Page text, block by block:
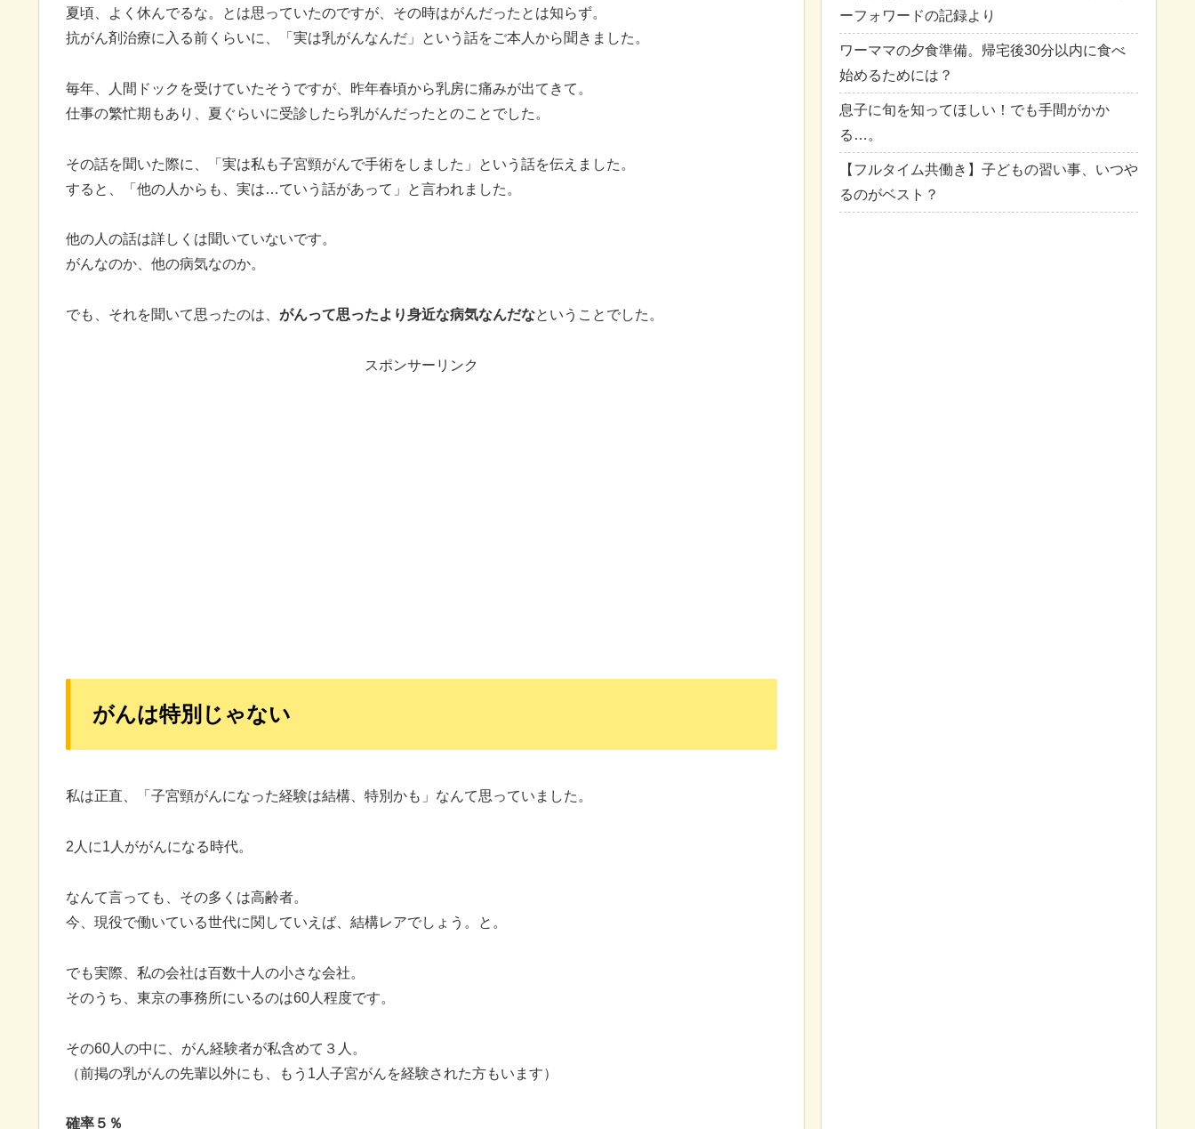
夏頃、よく休んでるな。とは思っていたのですが、その時はがんだったとは知らず。
抗がん剤治療に入る前くらいに、「実は乳がんなんだ」という話をご本人から聞きました。
毎年、人間ドックを受けていたそうですが、昨年春頃から乳房に痛みが出てきて。
仕事の繁忙期もあり、夏ぐらいに受診したら乳がんだったとのことでした。
その話を聞いた際に、「実は私も子宮頸がんで手術をしました」という話を伝えました。
すると、「他の人からも、実は…ていう話があって」と言われました。
他の人の話は詳しくは聞いていないです。
がんなのか、他の病気なのか。
でも、それを聞いて思ったのは、 がんって思ったより身近な病気なんだなということでした。
スポンサーリンク
がんは特別じゃない
私は正直、「子宮頸がんになった経験は結構、特別かも」なんて思っていました。
2人に1人ががんになる時代。
なんて言っても、その多くは高齢者。
今、現役で働いている世代に関していえば、結構レアでしょう。と。
でも実際、私の会社は百数十人の小さな会社。
そのうち、東京の事務所にいるのは60人程度です。
その60人の中に、がん経験者が私含めて３人。
（前掲の乳がんの先輩以外にも、もう1人子宮がんを経験された方もいます）
確率５％
ーフォワードの記録より
ワーママの夕食準備。帰宅後30分以内に食べ
始めるためには？
息子に旬を知ってほしい！でも手間がかか
る…。
【フルタイム共働き】子どもの習い事、いつや
るのがベスト？